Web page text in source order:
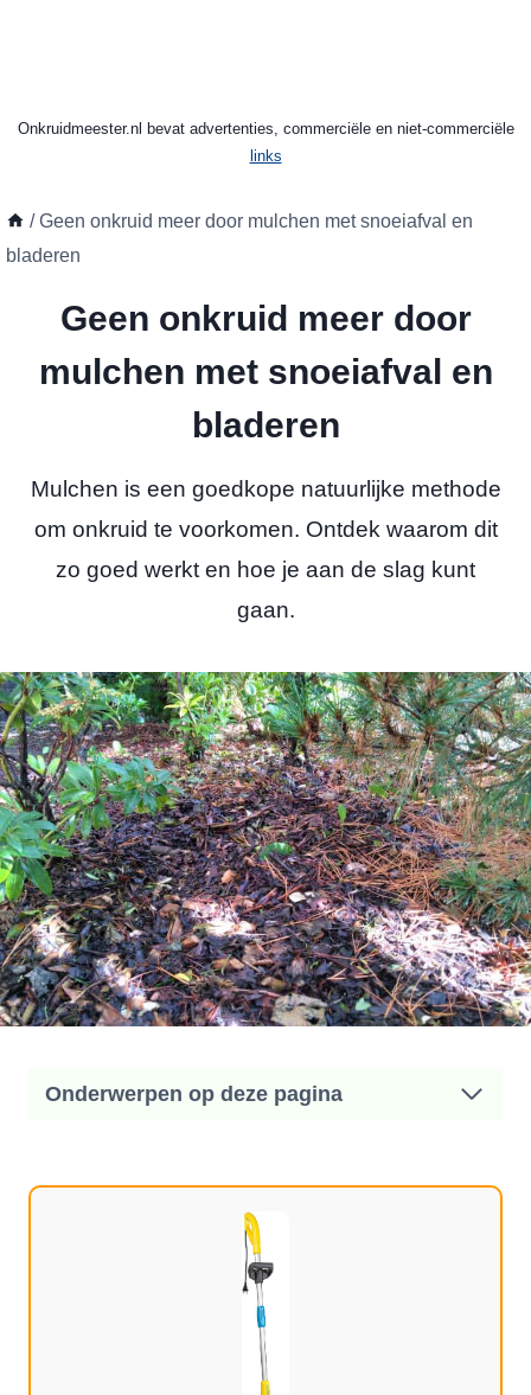
Onkruidmeester.nl bevat advertenties, commerciële en niet-commerciële
links
/ Geen onkruid meer door mulchen met snoeiafval en
bladeren
Geen onkruid meer door
mulchen met snoeiafval en
bladeren
Mulchen is een goedkope natuurlijke methode
om onkruid te voorkomen. Ontdek waarom dit
zo goed werkt en hoe je aan de slag kunt
gaan.
Onderwerpen op deze pagina